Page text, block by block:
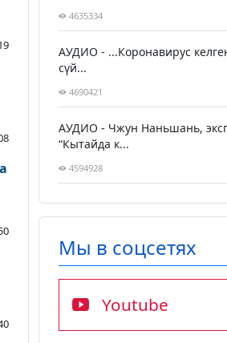
4635334
АУДИО - ...Коронавирус
сүй...
4690421
АУДИО - Чжун Наньшань,
“Кытайда к...
4594928
Мы в соцсетях
Youtube